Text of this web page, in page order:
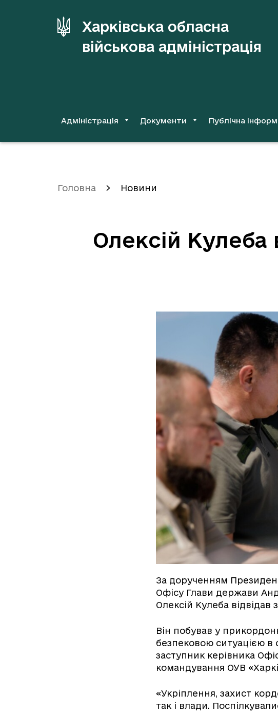
Харківська обласна
військова адміністрація
Адміністрація Документи Публічна
Головна Новини
Олексій Кулеба
За дорученням
Офісу Глави держави
Олексій Кулеба відвідав
Він побував у
безпековою ситуацією в
заступник керівника
командування ОУВ
«Укріплення, захист
так і влади.